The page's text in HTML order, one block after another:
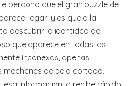
perdono que el gran puzzle de
llegar: y es que a la
descubrir la identidad del
que aparece en todas las
inconexas, apenas
mechones de pelo cortado.
esa información la recibe rápido